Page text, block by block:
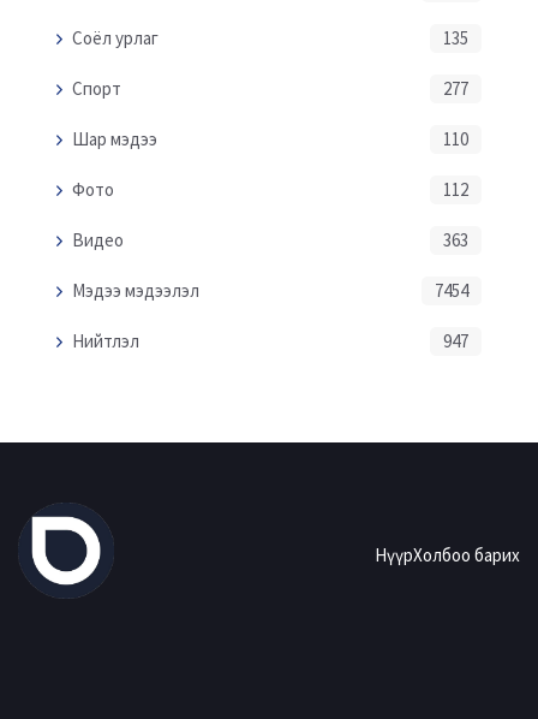
Соёл урлаг 135
Спорт 277
Шар мэдээ 110
Фото 112
Видео 363
Мэдээ мэдээлэл 7454
Нийтлэл 947
НүүрХолбоо барих